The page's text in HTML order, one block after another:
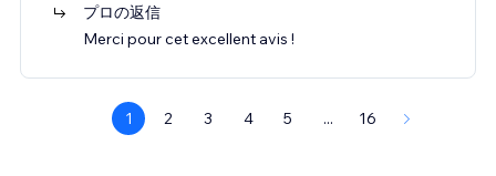
プロの返信
Merci pour cet excellent avis !
1 2 3 4 5 ... 16